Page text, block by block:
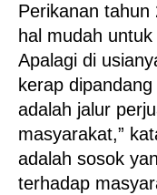
Perikanan tahun
hal mudah
Apalagi di
kerap
adalah jalur
masyarakat,”
adalah sosok
terhadap